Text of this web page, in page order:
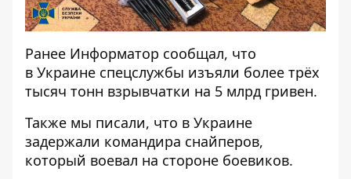
Ранее Информатор сообщал, что
в Украине спецслужбы изъяли более трёх
тысяч тонн взрывчатки на 5 млрд гривен.
Также мы писали, что в Украине
задержали командира снайперов,
который воевал на стороне боевиков.